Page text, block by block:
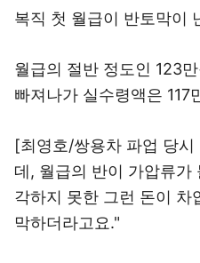
복직 첫 월급이 반토막이
월급의 절반 정도인 123
빠져나가 실수령액은 117
[최영호/쌍용차 파업 당
데, 월급의 반이 가압류가
각하지 못한 그런 돈이 차
막하더라고요."